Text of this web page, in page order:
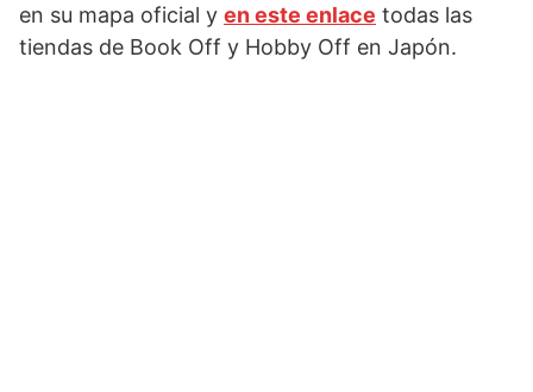
en su mapa oficial y en este enlace todas las
tiendas de Book Off y Hobby Off en Japón.